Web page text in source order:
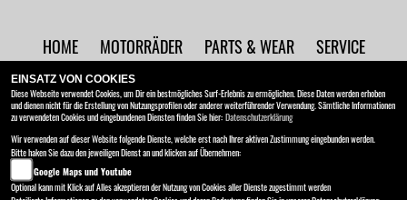
HOME MOTORRÄDER PARTS & WEAR
SERVICE
UNTERNEHMEN
BRC Motorrad GmbH
Ottostraße 2 , 30827 Hannover - Garbsen
Kontakt AGB
Impressum
EINSATZ VON COOKIES
Diese Webseite verwendet Cookies, um Dir ein bestmögliches Surf-Erlebnis zu ermöglichen. Diese Daten werden erhoben
und dienen nicht für die Erstellung von Nutzungsprofilen oder anderer weiterführender Verwendung. Sämtliche Informationen
zu verwendeten Cookies und eingebundenen Diensten finden Sie hier: Datenschutzerklärung
Wir verwenden auf dieser Website folgende Dienste, welche erst nach Ihrer aktiven Zustimmung eingebunden werden.
Bitte haken Sie dazu den jeweiligen Dienst an und klicken auf Übernehmen:
Google Maps und Youtube
Optional kann mit Klick auf Alles akzeptieren der Nutzung von Cookies aller Dienste zugestimmt werden